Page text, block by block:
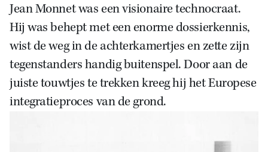
Jean Monnet was een visionaire technocraat.
Hij was behept met een enorme dossierkennis,
wist de weg in de achterkamertjes en zette zijn
tegenstanders handig buitenspel. Door aan de
juiste touwtjes te trekken kreeg hij het Europese
integratieproces van de grond.